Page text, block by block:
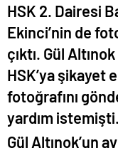
HSK 2. Dairesi
Ekinci’nin de
çıktı. Gül
HSK’ya şikayet
fotoğrafını
yardım istemişti.
Gül Altınok’un